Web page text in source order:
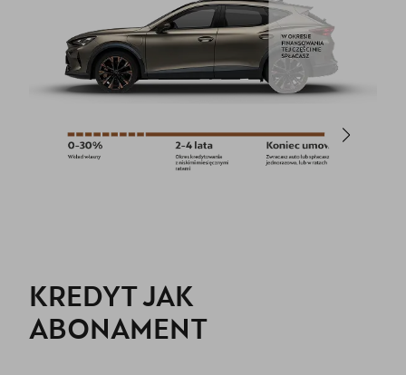
KREDYT JAK
ABONAMENT